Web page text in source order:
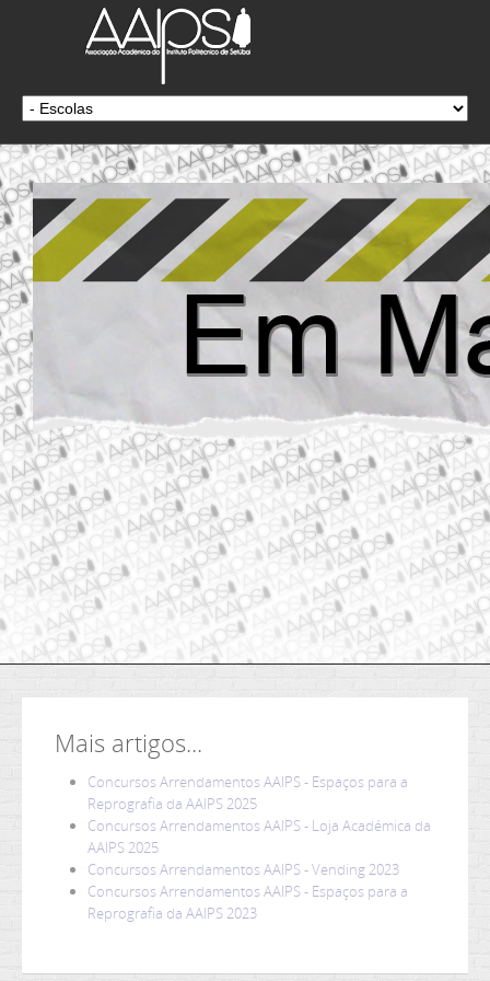
Mais artigos...
Concursos Arrendamentos AAIPS - Espaços para a
Reprografia da AAIPS 2025
Concursos Arrendamentos AAIPS - Loja Académica da
AAIPS 2025
Concursos Arrendamentos AAIPS - Vending 2023
Concursos Arrendamentos AAIPS - Espaços para a
Reprografia da AAIPS 2023